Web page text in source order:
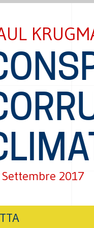
2017